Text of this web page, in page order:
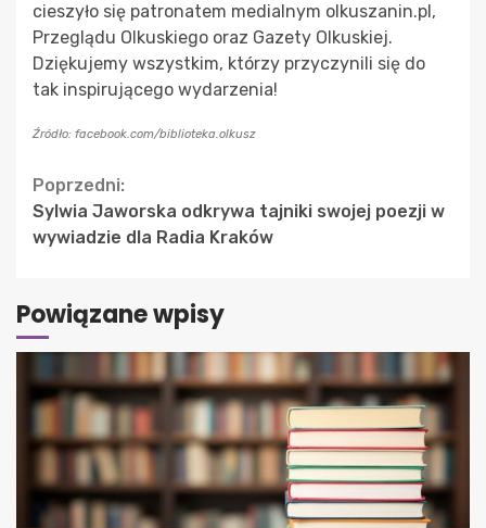
cieszyło się patronatem medialnym olkuszanin.pl,
Przeglądu Olkuskiego oraz Gazety Olkuskiej.
Dziękujemy wszystkim, którzy przyczynili się do
tak inspirującego wydarzenia!
Źródło: facebook.com/biblioteka.olkusz
Continue
Reading
Poprzedni:
Sylwia Jaworska odkrywa tajniki swojej poezji w
wywiadzie dla Radia Kraków
Powiązane wpisy